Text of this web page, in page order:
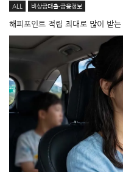
ALL 비상금대출·금융정보
해피포인트 적립 최대로 많이 받